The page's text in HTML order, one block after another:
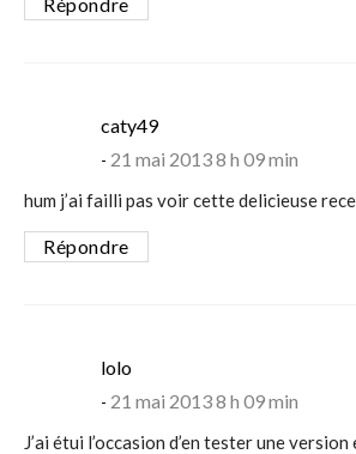
caty49says:
21 mai 2013 8 h 09 min
hum j’ai failli pas voir cette delicieuse
Répondre
lolosays:
21 mai 2013 8 h 09 min
J’ai étui l’occasion d’en tester une version